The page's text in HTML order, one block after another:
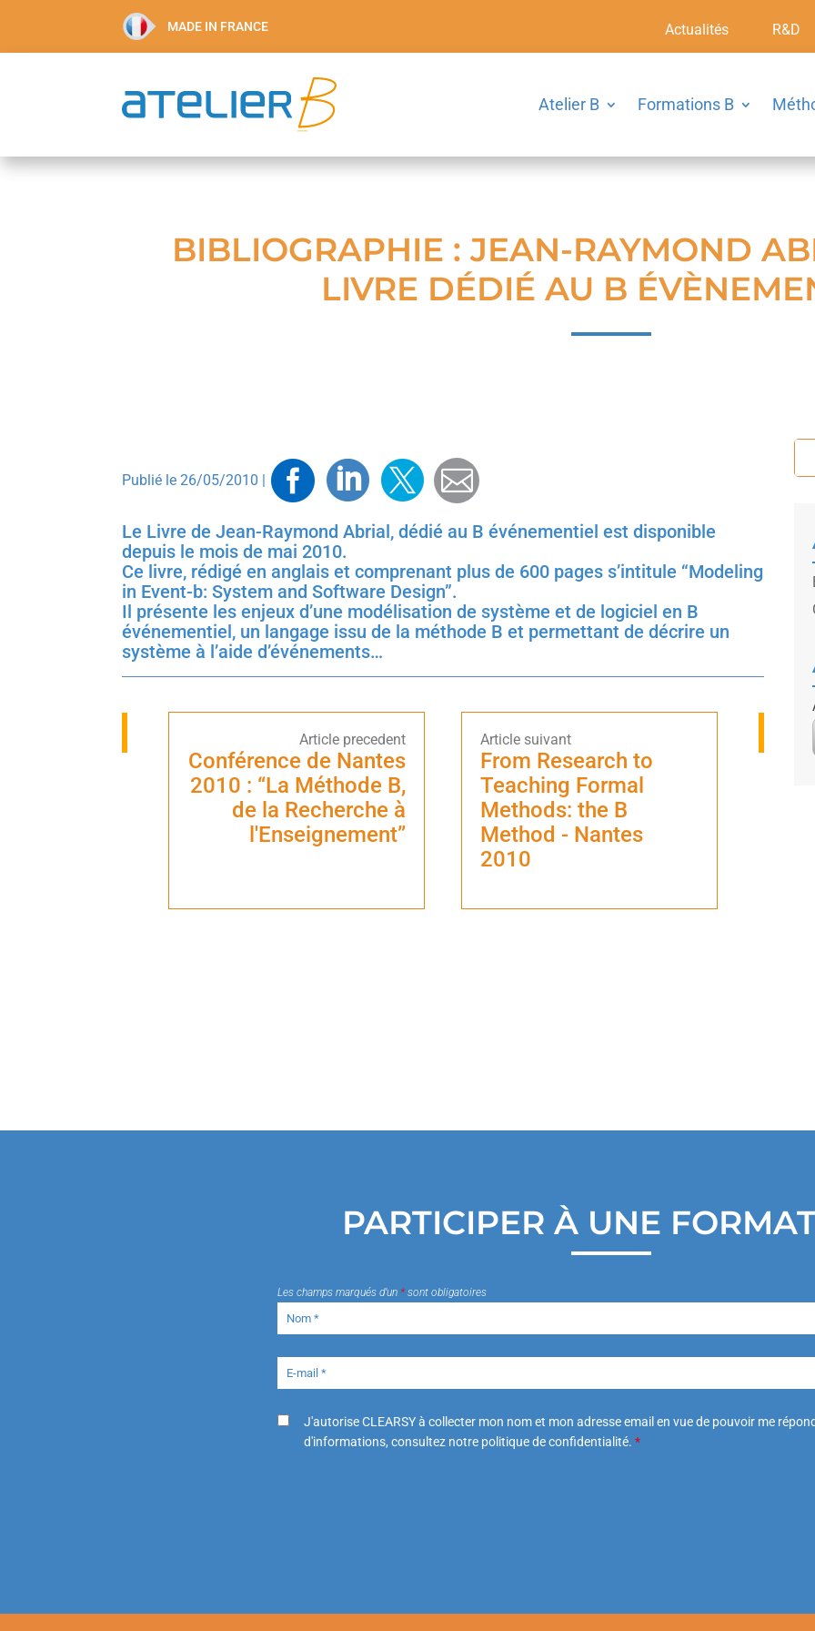
MADE IN FRANCE Actualités R&D
Atelier B Formations B
BIBLIOGRAPHIE : JEAN-RAYMOND
LIVRE DÉDIÉ AU B
Publié le 26/05/2010 | Facebook
Linkedin
Twitter
Mail
Le Livre de Jean-Raymond Abrial, dédié au B événementiel est disponible
depuis le mois de mai 2010.
Ce livre, rédigé en anglais et comprenant plus de 600 pages s’intitule “Modeling
in Event-b: System and Software Design”.
Il présente les enjeux d’une modélisation de système et de logiciel en B
événementiel, un langage issu de la méthode B et permettant de décrire un
système à l’aide d’événements…
Conférence de Nantes
2010 : “La Méthode B,
de la Recherche à
l'Enseignement”
From Research to
Teaching Formal
Methods: the B
Method - Nantes
2010
PARTICIPER À UNE
Les champs marqués d’un * sont obligatoires
J'autorise CLEARSY à collecter mon nom et mon adresse email en vue de pouvoir me
d'informations, consultez notre politique de confidentialité. *